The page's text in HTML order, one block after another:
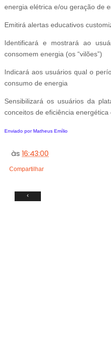
energia elétrica e/ou geração de
Emitirá alertas educativos
Identificará e mostrará ao
consomem energia (os “vilões”)
Indicará aos usuários qual o
consumo de energia
Sensibilizará os usuários da
conceitos de eficiência energética
Enviado por Matheus Emílio
às16:43:00
Compartilhar
‹